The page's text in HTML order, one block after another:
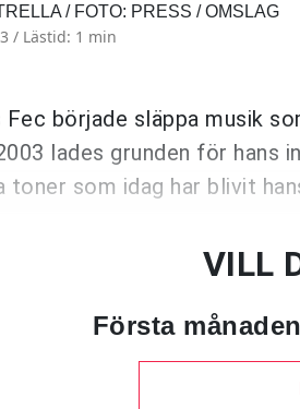
/ FOTO: PRESS / OMSLAG
/ Lästid: 1 min
Fec började släppa musik
lades grunden för
toner som idag har blivit
VILL
Första